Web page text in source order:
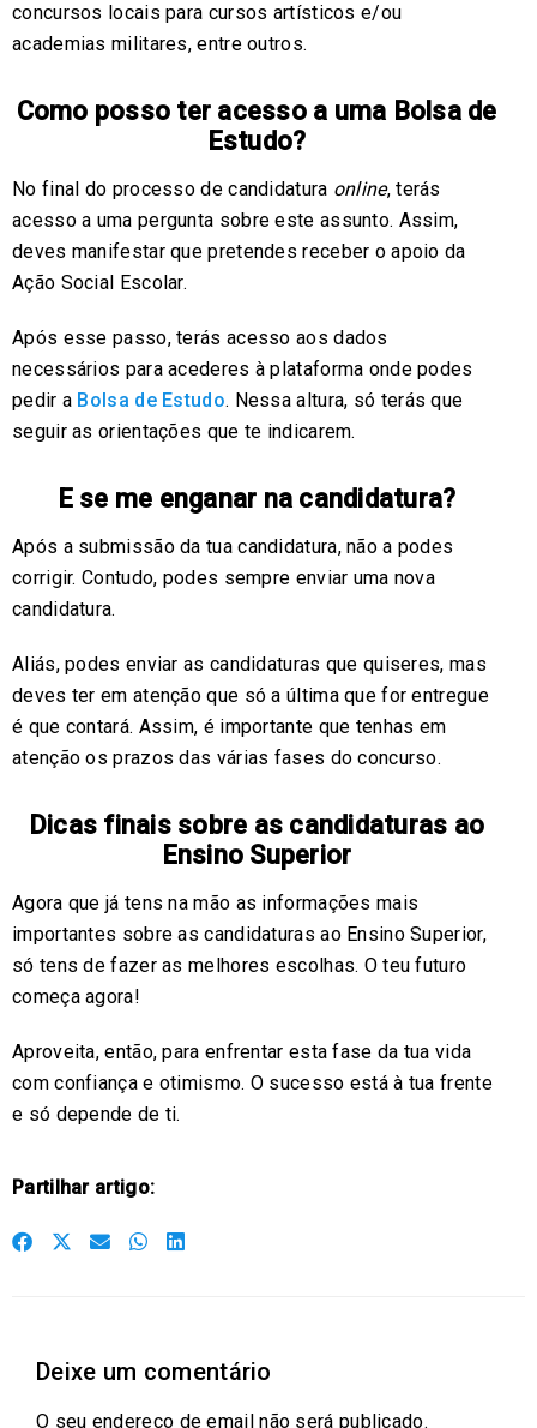
concursos locais para cursos artísticos e/ou
academias militares, entre outros.
Como posso ter acesso a uma Bolsa de
Estudo?
No final do processo de candidatura online, terás
acesso a uma pergunta sobre este assunto. Assim,
deves manifestar que pretendes receber o apoio da
Ação Social Escolar.
Após esse passo, terás acesso aos dados
necessários para acederes à plataforma onde podes
pedir a Bolsa de Estudo. Nessa altura, só terás que
seguir as orientações que te indicarem.
E se me enganar na candidatura?
Após a submissão da tua candidatura, não a podes
corrigir. Contudo, podes sempre enviar uma nova
candidatura.
Aliás, podes enviar as candidaturas que quiseres, mas
deves ter em atenção que só a última que for entregue
é que contará. Assim, é importante que tenhas em
atenção os prazos das várias fases do concurso.
Dicas finais sobre as candidaturas ao
Ensino Superior
Agora que já tens na mão as informações mais
importantes sobre as candidaturas ao Ensino Superior,
só tens de fazer as melhores escolhas. O teu futuro
começa agora!
Aproveita, então, para enfrentar esta fase da tua vida
com confiança e otimismo. O sucesso está à tua frente
e só depende de ti.
Partilhar artigo:
S
e
S
e
S
e e
Deixe um comentário
O seu endereço de email não será publicado.